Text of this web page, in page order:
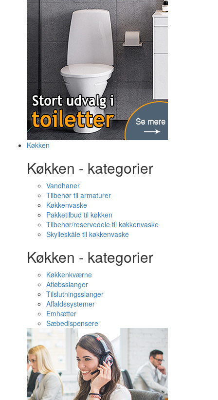
Køkken
Køkken - kategorier
Vandhaner
Tilbehør til armaturer
Køkkenvaske
Pakketilbud til køkken
Tilbehør/reservedele til køkkenvaske
Skylleskåle til køkkenvaske
Køkken - kategorier
Køkkenkværne
Afløbsslanger
Tilslutningsslanger
Affaldssystemer
Emhætter
Sæbedispensere